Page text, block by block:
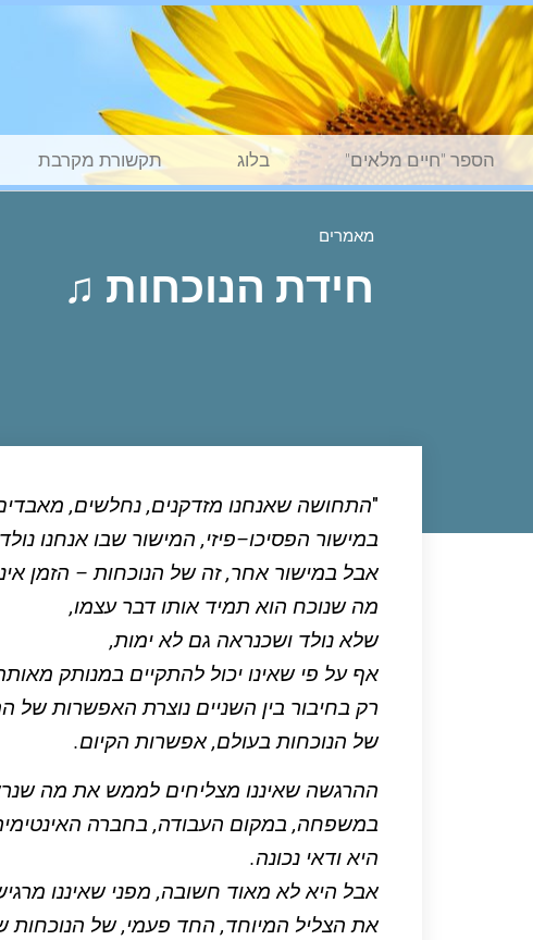
הספר "חיים מלאים" בלוג תקשורת מקרבת
מאמרים
חידת הנוכחות ♫
"התחושה שאנחנו מזדקנים, נחלשים, מאבדים
במישור הפסיכו–פיזי, המישור שבו אנחנו
אבל במישור אחר, זה של הנוכחות – הזמן
מה שנוכח הוא תמיד אותו דבר עצמו,
שלא נולד ושכנראה גם לא ימות,
אף על פי שאינו יכול להתקיים במנותק מאותה
רק בחיבור בין השניים נוצרת האפשרות של
של הנוכחות בעולם, אפשרות הקיום.
ההרגשה שאיננו מצליחים לממש את מה שנראה
במשפחה, במקום העבודה, בחברה
היא ודאי נכונה.
אבל היא לא מאוד חשובה, מפני שאיננו
את הצליל המיוחד, החד פעמי, של הנוכחות